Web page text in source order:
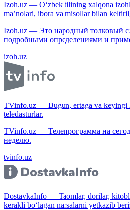
Izoh.uz — O‘zbek tilining xalqona
ma’nolari, ibora va misollar bilan
Izoh.uz — Это народный толковый
подробными определениями и
izoh.uz
TVinfo.uz — Bugun, ertaga va keyingi
teledasturlar.
TVinfo.uz — Телепрограмма на
неделю.
tvinfo.uz
DostavkaInfo — Taomlar, dorilar,
kerakli bo‘lagan narsalarni yetkazib